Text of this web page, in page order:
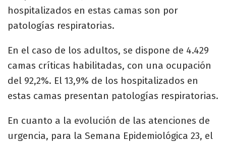
hospitalizados en estas camas son por
patologías respiratorias.
En el caso de los adultos, se dispone de 4.429
camas críticas habilitadas, con una ocupación
del 92,2%. El 13,9% de los hospitalizados en
estas camas presentan patologías respiratorias.​
En cuanto a la evolución de las atenciones de
urgencia, para la Semana Epidemiológica 23, el